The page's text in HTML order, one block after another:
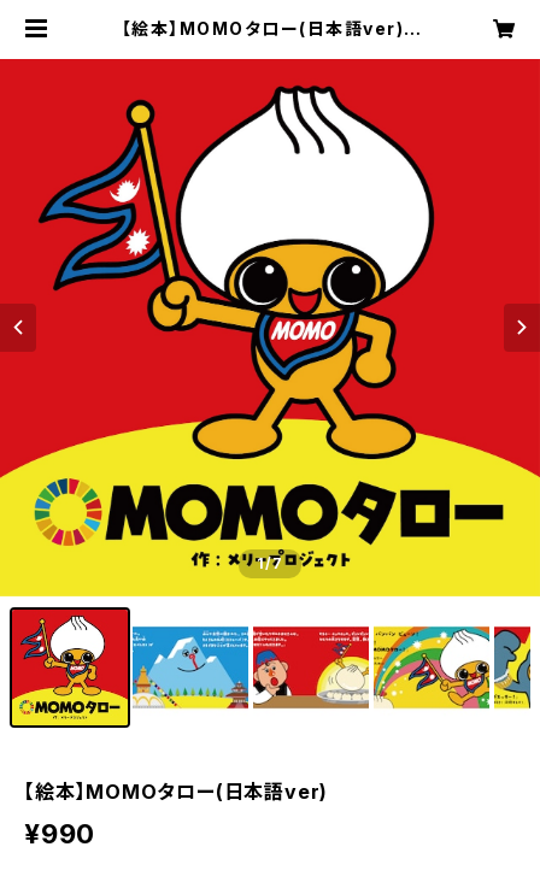
【絵本】MOMOタロー(日本語ver) |
1/7
【絵本】MOMOタロー(日本語ver)
¥990